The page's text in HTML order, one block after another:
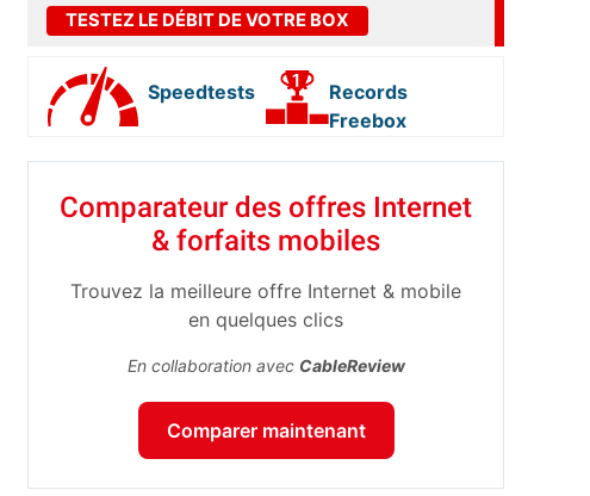
TESTEZ LE DÉBIT DE VOTRE BOX
Speedtests
Records
Freebox
Comparateur des offres Internet
& forfaits mobiles
Trouvez la meilleure offre Internet & mobile
en quelques clics
En collaboration avec CableReview
Comparer maintenant